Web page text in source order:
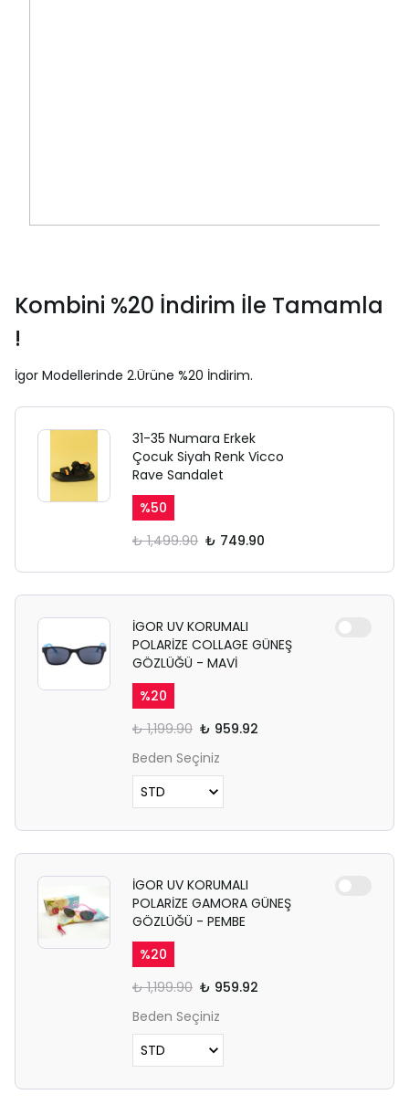
Kombini %20 İndirim İle Tamamla
!
İgor Modellerinde 2.Ürüne %20 İndirim.
31-35 Numara Erkek
Çocuk Siyah Renk Vicco
Rave Sandalet
%50
₺ 1,499.90 ₺ 749.90
İGOR UV KORUMALI
POLARİZE COLLAGE GÜNEŞ
GÖZLÜĞÜ - MAVİ
%20
₺ 1,199.90 ₺ 959.92
Beden Seçiniz
İGOR UV KORUMALI
POLARİZE GAMORA GÜNEŞ
GÖZLÜĞÜ - PEMBE
%20
₺ 1,199.90 ₺ 959.92
Beden Seçiniz